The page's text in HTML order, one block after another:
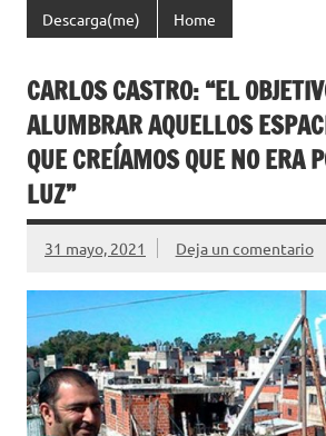
Descarga(me) Home
CARLOS CASTRO: “EL
ALUMBRAR AQUELLOS
QUE CREÍAMOS QUE NO ERA
LUZ”
31 mayo, 2021 Deja un comentario